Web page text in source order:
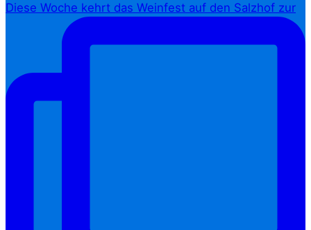
Diese Woche kehrt das Weinfest auf den Salzhof zur